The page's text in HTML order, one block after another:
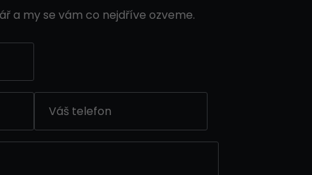
a my se vám co nejdříve ozveme.